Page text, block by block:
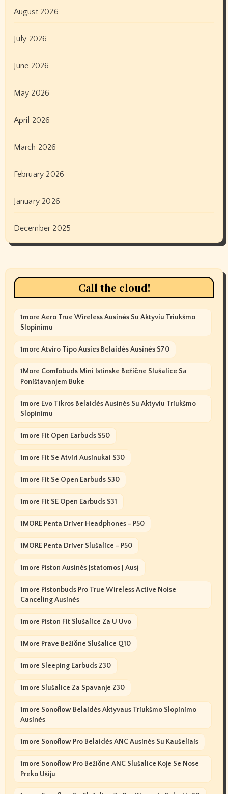
August 2026
July 2026
June 2026
May 2026
April 2026
March 2026
February 2026
January 2026
December 2025
Call the cloud!
1more Aero True Wireless Ausinės Su Aktyviu Triukšmo
Slopinimu
1more Atviro Tipo Ausies Belaidės Ausinės S70
1More Comfobuds Mini Istinske Bežične Slušalice Sa
Poništavanjem Buke
1more Evo Tikros Belaidės Ausinės Su Aktyviu Triukšmo
Slopinimu
1more Fit Open Earbuds S50
1more Fit Se Atviri Ausinukai S30
1more Fit Se Open Earbuds S30
1more Fit SE Open Earbuds S31
1MORE Penta Driver Headphones - P50
1MORE Penta Driver Slušalice - P50
1more Piston Ausinės Įstatomos Į Ausį
1more Pistonbuds Pro True Wireless Active Noise
Canceling Ausinės
1more Piston Fit Slušalice Za U Uvo
1More Prave Bežične Slušalice Q10
1more Sleeping Earbuds Z30
1more Slušalice Za Spavanje Z30
1more Sonoflow Belaidės Aktyvaus Triukšmo Slopinimo
Ausinės
1more Sonoflow Pro Belaidės ANC Ausinės Su Kaušeliais
1more Sonoflow Pro Bežične ANC Slušalice Koje Se Nose
Preko Ušiju